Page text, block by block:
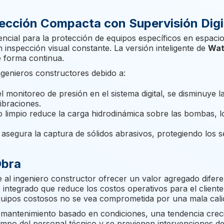
Compacta con Supervisión
para la protección de equipos específicos en
visual constante. La versión inteligente de
forma continua.
constructores debido a:
de presión en el sistema digital, se disminuye
reduce la carga hidrodinámica sobre las bombas,
la captura de sólidos abrasivos, protegiendo los
al ingeniero constructor ofrecer un valor agregado
que reduce los costos operativos para el
costosos no se vea comprometida por una mala
basado en condiciones, una tendencia